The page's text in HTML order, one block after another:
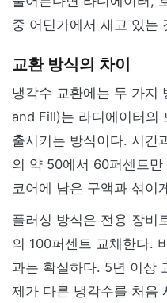
중 어딘가에서 새고 있는
교환 방식의 차이
냉각수 교환에는 두 가지
and Fill)는 라디에이터의
출시키는 방식이다. 시간
의 약 50에서 60퍼센트
코어에 남은 구액과 섞이
플러싱 방식은 전용 장비
의 100퍼센트 교체한다.
과는 확실하다. 5년 이상
제가 다른 냉각수를 처음